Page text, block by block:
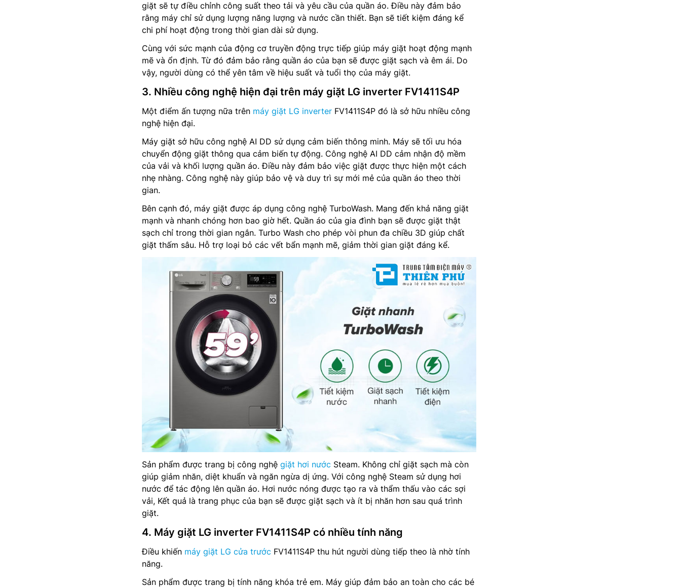
giặt sẽ tự điều chỉnh công suất theo tải và yêu cầu của quần áo. Điều này đảm bảo
rằng máy chỉ sử dụng lượng năng lượng và nước cần thiết. Bạn sẽ tiết kiệm đáng kể
chi phí hoạt động trong thời gian dài sử dụng.
Cùng với sức mạnh của động cơ truyền động trực tiếp giúp máy giặt hoạt động mạnh
mẽ và ổn định. Từ đó đảm bảo rằng quần áo của bạn sẽ được giặt sạch và êm ái. Do
vậy, người dùng có thể yên tâm về hiệu suất và tuổi thọ của máy giặt.
3. Nhiều công nghệ hiện đại trên máy giặt LG inverter FV1411S4P
Một điểm ấn tượng nữa trên máy giặt LG inverter FV1411S4P đó là sở hữu nhiều công
nghệ hiện đại.
Máy giặt sở hữu công nghệ AI DD sử dụng cảm biến thông minh. Máy sẽ tối ưu hóa
chuyển động giặt thông qua cảm biến tự động. Công nghệ AI DD cảm nhận độ mềm
của vải và khối lượng quần áo. Điều này đảm bảo việc giặt được thực hiện một cách
nhẹ nhàng. Công nghệ này giúp bảo vệ và duy trì sự mới mẻ của quần áo theo thời
gian.
Bên cạnh đó, máy giặt được áp dụng công nghệ TurboWash. Mang đến khả năng giặt
mạnh và nhanh chóng hơn bao giờ hết. Quần áo của gia đình bạn sẽ được giặt thật
sạch chỉ trong thời gian ngắn. Turbo Wash cho phép vòi phun đa chiều 3D giúp chất
giặt thấm sâu. Hỗ trợ loại bỏ các vết bẩn mạnh mẽ, giảm thời gian giặt đáng kể.
Sản phẩm được trang bị công nghệ giặt hơi nước Steam. Không chỉ giặt sạch mà còn
giúp giảm nhăn, diệt khuẩn và ngăn ngừa dị ứng. Với công nghệ Steam sử dụng hơi
nước để tác động lên quần áo. Hơi nước nóng được tạo ra và thẩm thấu vào các sợi
vải, Kết quả là trang phục của bạn sẽ được giặt sạch và ít bị nhăn hơn sau quá trình
giặt.
4. Máy giặt LG inverter FV1411S4P có nhiều tính năng
Điều khiến máy giặt LG cửa trước FV1411S4P thu hút người dùng tiếp theo là nhờ tính
năng.
Sản phẩm được trang bị tính năng khóa trẻ em. Máy giúp đảm bảo an toàn cho các bé